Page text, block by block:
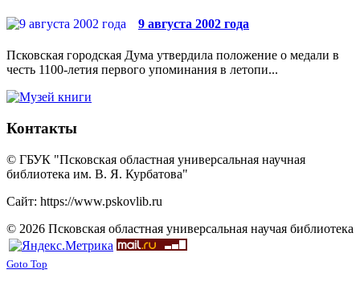
9 августа 2002 года
Псковская городская Дума утвердила положение о медали в
честь 1100-летия первого упоминания в летопи...
Контакты
© ГБУК "Псковская областная универсальная научная
библиотека им. В. Я. Курбатова"
Сайт: https://www.pskovlib.ru
© 2026 Псковская областная универсальная научая библиотека
Goto Top